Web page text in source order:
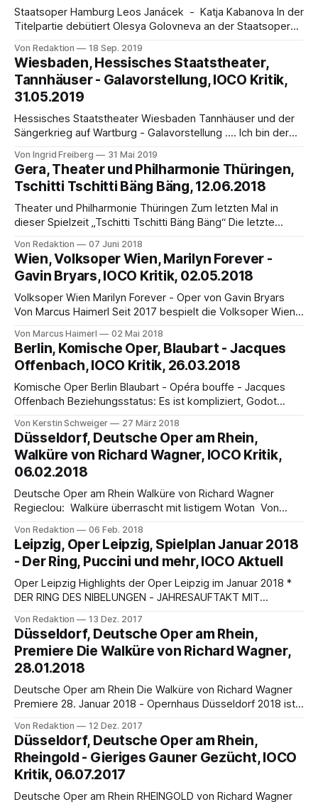
Staatsoper Hamburg Leos Janácek - Katja Kabanova In der
Titelpartie debütiert Olesya Golovneva an der Staatsoper
24. September in drei Vorstellungen wieder in der
Staatsoper zu sehen. In der Titelpartie gibt Olesya
Golovneva ihr Debüt am Haus. Die Sopranistin ist für den
Von Redaktion 18 Sep. 2019
Wiesbaden, Hessisches Staatstheater,
Tannhäuser - Galavorstellung, IOCO Kritik,
31.05.2019
Hessisches Staatstheater Wiesbaden Tannhäuser und der
Sängerkrieg auf Wartburg - Galavorstellung .... Ich bin der
April 1845 vollendete Richard Wagner die Partitur des
Tannhäuser „durch äußersten Fleiß und durch Benutzung
der frühen Morgenstunden selbst im Winter“ und schreibt
sie selbst, um den Kopisten
Von Ingrid Freiberg 31 Mai 2019
Gera, Theater und Philharmonie Thüringen,
Tschitti Tschitti Bäng Bäng, 12.06.2018
Theater und Philharmonie Thüringen Zum letzten Mal in
dieser Spielzeit „Tschitti Tschitti Bäng Bäng“ Die letzte
Bäng“ in dieser Spielzeit ist am 12. Juni um 18.00 Uhr im
Großen Haus der Bühnen der Stadt Gera. Tschitti Tschitti
Bäng Bäng – so der Name eines
Von Redaktion 07 Juni 2018
Wien, Volksoper Wien, Marilyn Forever -
Gavin Bryars, IOCO Kritik, 02.05.2018
Volksoper Wien Marilyn Forever - Oper von Gavin Bryars
Von Marcus Haimerl Seit 2017 bespielt die Volksoper Wien
das Kasino am Schwarzenbergplatz mit zeitgenössischer
Oper. Im Vorjahr war es Limonen aus Sizilien von Manfred
Trojahn, heuer erlebte das Wiener Publikum die
europäische Erstaufführung
Von Marcus Haimerl 02 Mai 2018
Berlin, Komische Oper, Blaubart - Jacques
Offenbach, IOCO Kritik, 26.03.2018
Komische Oper Berlin Blaubart - Opéra bouffe - Jacques
Offenbach Beziehungsstatus: Es ist kompliziert, Godot
Anatevka in der Inszenierung von Hausherr Barrie Kosky die
zweite Neuproduktion in der Spielzeit 2017/18, mit der die
Komische Oper Berlin unter dem Motto »70 Jahre Zukunft
Von Kerstin Schweiger 27 März 2018
Düsseldorf, Deutsche Oper am Rhein,
Walküre von Richard Wagner, IOCO Kritik,
06.02.2018
Deutsche Oper am Rhein Walküre von Richard Wagner
Regieclou: Walküre überrascht mit listigem Wotan Von
Ring des Nibelungen an der Düsseldorfer Rheinoper nach
dem Rheingold - Vorabend entwickeln würde. Aber von
einer Entwicklung war kaum etwas zu sehen, die im
Rheingold prominent
Von Redaktion 06 Feb. 2018
Leipzig, Oper Leipzig, Spielplan Januar 2018
- Der Ring, Puccini und mehr, IOCO Aktuell
Oper Leipzig Highlights der Oper Leipzig im Januar 2018 *
DER RING DES NIBELUNGEN - JAHRESAUFTAKT MIT
DEUTSCHSPRACHIGE ERSTAUFFÜHRUNG DES MUSICALS
DOKTOR SCHIWAGO * STRAUSS MEETS KORNGOLD: DES
OPERETTENWORKSHOPS MIT DER * OPERETTE DAS LIED
DER LIEBE * PUCCINI-WOCHENENDE * SALUT D’AMOUR:
MUSIKALISCHER SALON DER RING DES NIBELUNGEN
Von Redaktion 13 Dez. 2017
Düsseldorf, Deutsche Oper am Rhein,
Premiere Die Walküre von Richard Wagner,
28.01.2018
Deutsche Oper am Rhein Die Walküre von Richard Wagner
Premiere 28. Januar 2018 - Opernhaus Düsseldorf 2018 ist
mit Das Rheingold führt die Deutsche Oper am Rhein die
Neuinszenierung von Richard Wagners Der Ring des
Nibelungen fort. Am Sonntag, 28. Janu­ar,
Von Redaktion 12 Dez. 2017
Düsseldorf, Deutsche Oper am Rhein,
Rheingold - Gieriges Gauner Gezücht, IOCO
Kritik, 06.07.2017
Deutsche Oper am Rhein RHEINGOLD von Richard Wagner